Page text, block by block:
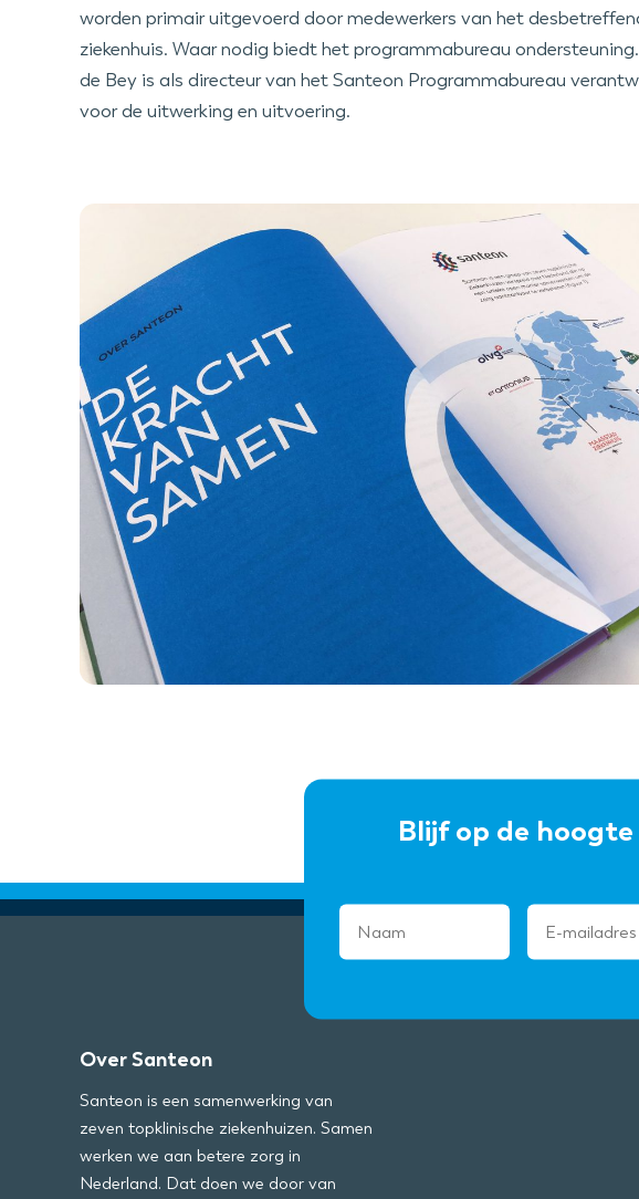
worden primair uitgevoerd door medewerkers van het
ziekenhuis. Waar nodig biedt het programmabureau
de Bey is als directeur van het Santeon Programmabureau
voor de uitwerking en uitvoering.
Blijf op de
Over Santeon
Santeon is een samenwerking van
zeven topklinische ziekenhuizen. Samen
werken we aan betere zorg in
Nederland. Dat doen we door van